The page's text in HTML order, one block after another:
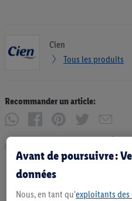
Cien
Tous les produits
Recommander un article:
Imprimer
Avant de poursuivre :
données
Nous, en tant qu'exploitants des